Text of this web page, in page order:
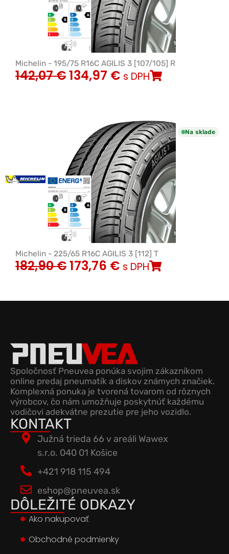
Michelin - 195/75 R16C AGILIS 3 [107/105] R
142,07€134,97 € s DPH
Na sklade
Michelin - 225/65 R16C AGILIS 3 [112] T
182,90€173,76 € s DPH
Spoločnosť Pneuvea ponúka svojim zákazníkom
online predaj pneumatík a diskov známych značiek.
Komplexná ponuka je tvorená tovarom od rôznych
výrobcov, čo nám umožňuje poskytnúť každému
vodičovi adekvátne prezutie pre jeho vozidlo.
KONTAKT
Južná trieda 66 v areáli Wawex
s.r.o. 040 01 Košice
+421 918 115 494
eshop@pneuvea.sk
DÔLEŽITÉ ODKAZY
Ako nakupovať
Obchodné podmienky